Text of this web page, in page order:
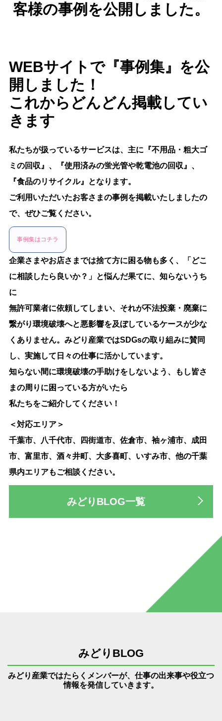
客様の事例を公開しました。
WEBサイトで『事例集』を公
開しました！
これからどんどん掲載してい
きます
私たちが扱っているサービスは、主に『不用品・粗大ゴ
ミの回収』、『使用済みの蛍光管や乾電池の回収』、
『食品のリサイクル』となります。
ご利用いただいたお客さまの事例を掲載いたしましたの
で、ぜひご覧ください。
事例集はコチラ
企業さまやお店さまでは捨て方に困る物も多く、「どこ
に相談したら良いか？」と悩んだ果てに、知らないうち
に
無許可業者に依頼してしまい、それが不法投棄・廃棄に
繋がり環境破壊へと悪影響を及ぼしているケースが少な
くありません。みどり産業ではSDGsの取り組みに賛同
し、実施して日々の仕事に活かしています。
知らない間に環境破壊の手助けをしないよう、もし皆さ
まの周りに困っている方がいたら
私たちをご紹介してください！
＜対応エリア＞
千葉市、八千代市、四街道市、佐倉市、袖ヶ浦市、成田
市、富里市、酒々井町、大多喜町、いすみ市、他の千葉
県内エリアもご相談ください。
みどりBLOG一覧
みどりBLOG
みどり産業ではたらくメンバーが、仕事の出来事や役立つ
情報を発信していきます。